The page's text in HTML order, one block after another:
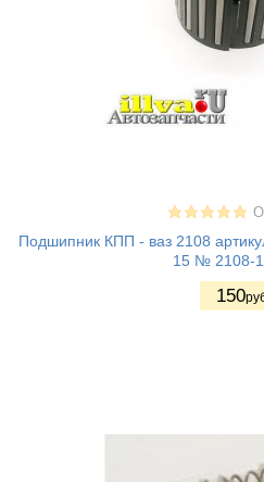
Подшипник КПП - ваз 2108
15 № 2108-
150